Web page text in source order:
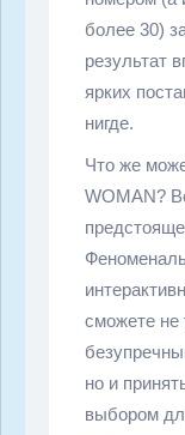
более 30)
результат
ярких
нигде.
Что же
WOMAN?
сможете не
но и
выбором